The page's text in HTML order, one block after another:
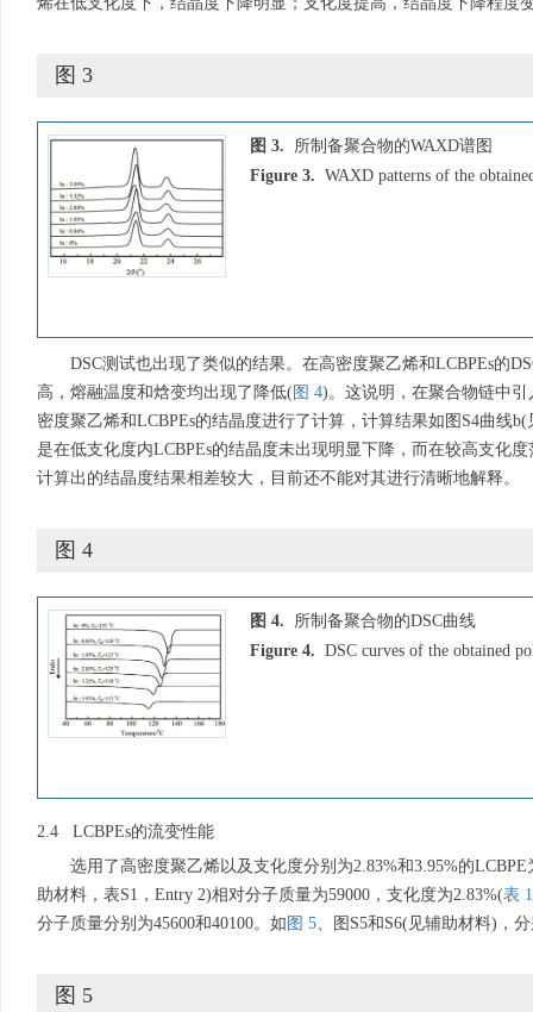
图 3
图 3.
所制备聚合物的WAXD谱图
Figure 3. WAXD patterns of the
DSC测试也出现了类似的结果。在高密度聚乙烯和LCBPEs的
高，熔融温度和焓变均出现了降低(图 4)。这说明，在聚合物链中
密度聚乙烯和LCBPEs的结晶度进行了计算，计算结果如图S4曲线
是在低支化度内LCBPEs的结晶度未出现明显下降，而在较高支化
计算出的结晶度结果相差较大，目前还不能对其进行清晰地解释。
图 4
图 4.
所制备聚合物的DSC曲线
Figure 4. DSC curves of the obtained
2.4 LCBPEs的流变性能
选用了高密度聚乙烯以及支化度分别为2.83%和3.95%的
助材料，表S1，Entry 2)相对分子质量为59000，支化度为2.83%(表 1
分子质量分别为45600和40100。如 图 5、图S5和S6(见辅助材料)，
图 5